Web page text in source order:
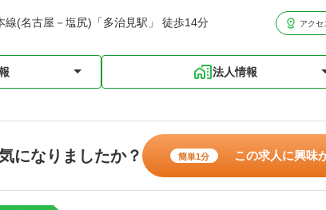
線(名古屋－塩尻)「多治見駅」 徒歩14分 アクセ
法人情報
になりましたか？ 簡単1分 この求人に興味